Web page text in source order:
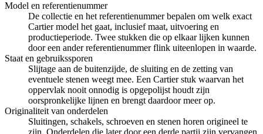
Model en referentienummer
De collectie en het referentienummer bepalen om welk exact
Cartier model het gaat, inclusief maat, uitvoering en
productieperiode. Twee stukken die op elkaar lijken kunnen
door een ander referentienummer flink uiteenlopen in waarde.
Staat en gebruikssporen
Slijtage aan de buitenzijde, de sluiting en de zetting van
eventuele stenen weegt mee. Een Cartier stuk waarvan het
oppervlak nooit onnodig is opgepolijst houdt zijn
oorspronkelijke lijnen en brengt daardoor meer op.
Originaliteit van onderdelen
Sluitingen, schakels, schroeven en stenen horen origineel te